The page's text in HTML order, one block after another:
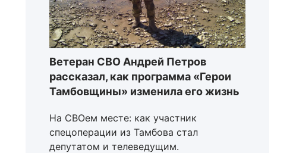
Ветеран СВО Андрей Петров
рассказал, как программа «Герои
Тамбовщины» изменила его жизнь
На СВОем месте: как участник
спецоперации из Тамбова стал
депутатом и телеведущим.